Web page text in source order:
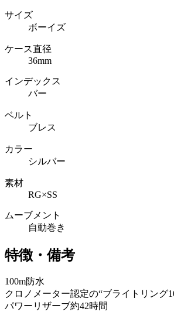
サイズ
ボーイズ
ケース直径
36mm
インデックス
バー
ベルト
ブレス
カラー
シルバー
素材
RG×SS
ムーブメント
自動巻き
特徴・備考
100m防水
クロノメーター認定の“ブライトリング
パワーリザーブ約42時間